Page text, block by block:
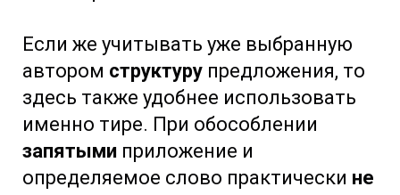
Если же учитывать уже выбранную
автором структуру предложения, то
здесь также удобнее использовать
именно тире. При обособлении
запятыми приложение и
определяемое слово практически не